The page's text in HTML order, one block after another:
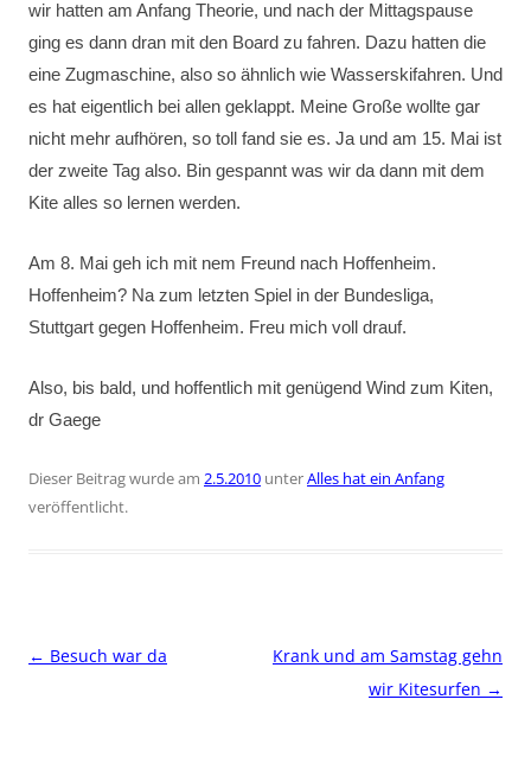
wir hatten am Anfang Theorie, und nach der Mittagspause
ging es dann dran mit den Board zu fahren. Dazu hatten die
eine Zugmaschine, also so ähnlich wie Wasserskifahren. Und
es hat eigentlich bei allen geklappt. Meine Große wollte gar
nicht mehr aufhören, so toll fand sie es. Ja und am 15. Mai ist
der zweite Tag also. Bin gespannt was wir da dann mit dem
Kite alles so lernen werden.
Am 8. Mai geh ich mit nem Freund nach Hoffenheim.
Hoffenheim? Na zum letzten Spiel in der Bundesliga,
Stuttgart gegen Hoffenheim. Freu mich voll drauf.
Also, bis bald, und hoffentlich mit genügend Wind zum Kiten,
dr Gaege
Dieser Beitrag wurde am 2.5.2010 unterAlles hat ein Anfang
veröffentlicht.
Beitragsnavigation
← Besuch war da
Krank und am Samstag gehn
wir Kitesurfen →